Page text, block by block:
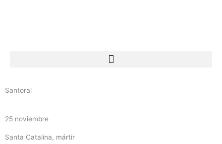
Santoral
25 noviembre
Santa Catalina, mártir